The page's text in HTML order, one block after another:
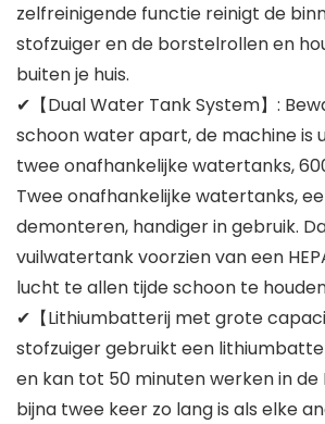
zelfreinigende functie reinigt de
stofzuiger en de borstelrollen en
buiten je huis.
✔【Dual Water Tank System】:
schoon water apart, de machine is
twee onafhankelijke watertanks,
Twee onafhankelijke watertanks,
demonteren, handiger in gebruik.
vuilwatertank voorzien van een
lucht te allen tijde schoon te
✔【Lithiumbatterij met grote
stofzuiger gebruikt een
en kan tot 50 minuten werken in de
bijna twee keer zo lang is als elke